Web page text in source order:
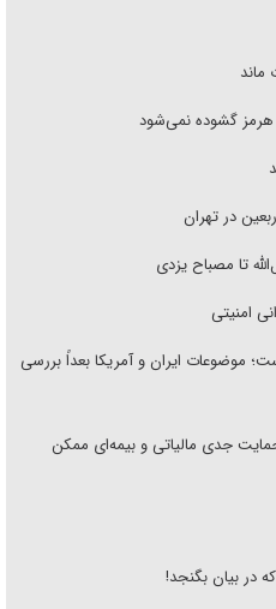
ماند
گشوده نمی‌شود
در تهران
تا مصباح یزدی
امنیتی
موضوعات ایران و آمریکا بعداً بررسی
جدی مالیاتی و بیمه‌ای ممکن
در بیان بگنجد!